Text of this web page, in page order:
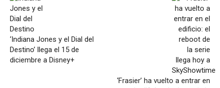
‘Indiana Jones y el Dial del
Destino’ llega el 15 de
diciembre a Disney+
‘Frasier’ ha vuelto a entrar en